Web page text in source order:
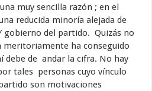
muy sencilla razón ; en el
reducida minoría alejada de
gobierno del partido. Quizás no
meritoriamente ha conseguido
debe de andar la cifra. No hay
tales personas cuyo vínculo
son motivaciones